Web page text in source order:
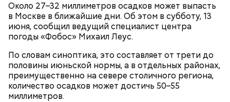
Около 27–32 миллиметров осадков может выпасть
в Москве в ближайшие дни. Об этом в субботу, 13
июня, сообщил ведущий специалист центра
погоды «Фобос» Михаил Леус.
По словам синоптика, это составляет от трети до
половины июньской нормы, а в отдельных районах,
преимущественно на севере столичного региона,
количество осадков может достичь 50–55
миллиметров.
настоящий праздник под названием «Московская
осень». Какой музыкальный жанр ни возьми —
всюду премьеры. В какой концертный зал ни
загляни — везде концерты из произведений
советских композиторов, встречи с любимыми
музыкальными коллективами и солистами, — писала
«Вечерняя Москва» о фестивале в 1980 году.